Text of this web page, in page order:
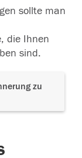
sollte man
die Ihnen
sind.
zu